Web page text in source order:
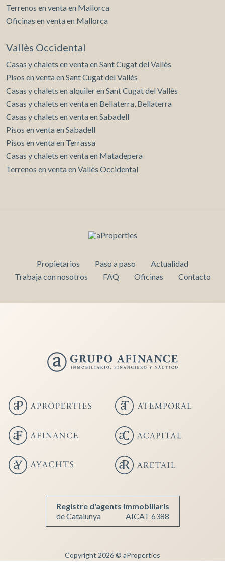
Terrenos en venta en Mallorca
Oficinas en venta en Mallorca
Vallès Occidental
Casas y chalets en venta en Sant Cugat del Vallès
Pisos en venta en Sant Cugat del Vallès
Casas y chalets en alquiler en Sant Cugat del Vallès
Casas y chalets en venta en Bellaterra, Bellaterra
Casas y chalets en venta en Sabadell
Pisos en venta en Sabadell
Pisos en venta en Terrassa
Casas y chalets en venta en Matadepera
Terrenos en venta en Vallès Occidental
Propietarios Paso a paso
Actualidad
Trabaja con nosotros
FAQ Oficinas Contacto
Registre d'agents immobiliaris
de Catalunya
AICAT 6388
Copyright 2026 © aProperties
Guardar configuración Aceptar todas